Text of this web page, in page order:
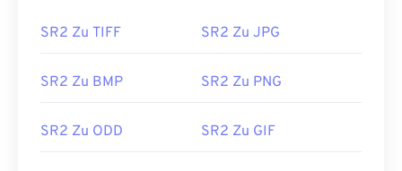
SR2 Zu TIFF SR2 Zu JPG
SR2 Zu BMP SR2 Zu PNG
SR2 Zu ODD SR2 Zu GIF